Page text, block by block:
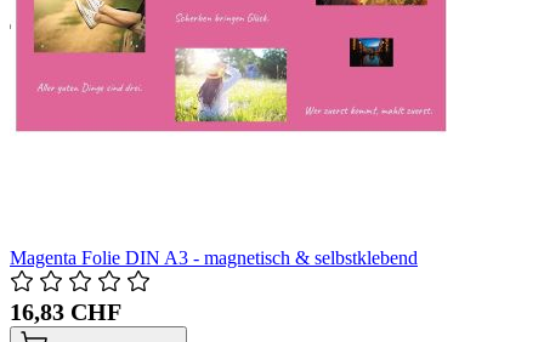
Magenta Folie DIN A3 - magnetisch & selbstklebend
16,83 CHF